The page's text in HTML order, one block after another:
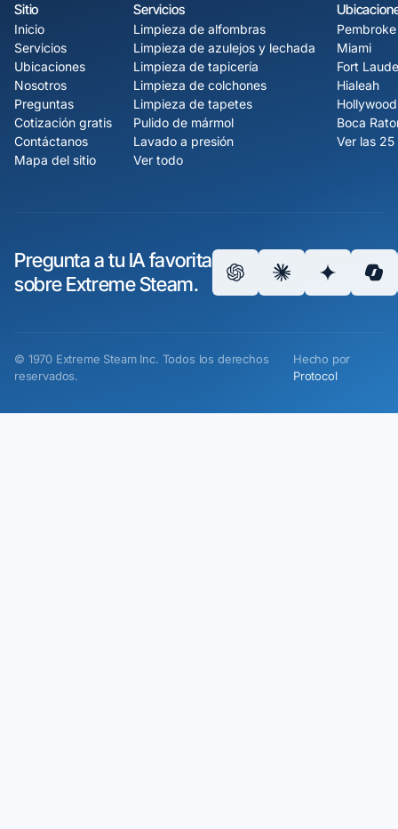
Sitio
Inicio
Servicios
Ubicaciones
Nosotros
Preguntas
Cotización gratis
Contáctanos
Mapa del sitio
Servicios
Limpieza de alfombras
Limpieza de azulejos y lechada
Limpieza de tapicería
Limpieza de colchones
Limpieza de tapetes
Pulido de mármol
Lavado a presión
Ver todo
Miami
Fort
Hialeah
Hollywood
Boca
Ver las 25
Pregunta a tu IA favorita
sobre Extreme Steam.
© 1970 Extreme Steam Inc. Todos los derechos
reservados.
Hecho por
Protocol